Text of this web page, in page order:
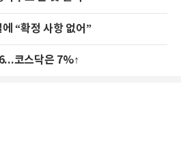
“확정 사항 없어”
코스닥은 7%↑